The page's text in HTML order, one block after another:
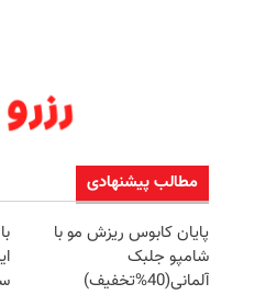
مطالب پیشنهادی
پایان کابوس ریزش مو با
شامپو جلبک
آلمانی(40%تخفیف)